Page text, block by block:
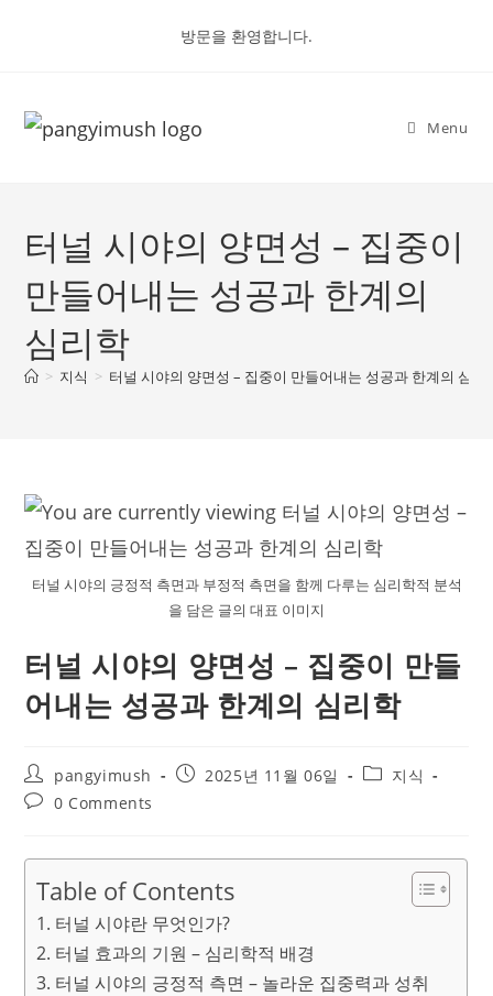
방문을 환영합니다.
Menu
터널 시야의 양면성 – 집중이
만들어내는 성공과 한계의
심리학
> 지식 > 터널 시야의 양면성 – 집중이 만들어내는 성공과 한계의 심리
터널 시야의 긍정적 측면과 부정적 측면을 함께 다루는 심리학적 분석
을 담은 글의 대표 이미지
터널 시야의 양면성 – 집중이 만들
어내는 성공과 한계의 심리학
Post
author:
pangyimush
Post2025년 11월 06일
Post지식
Post0 Comments
Table of Contents
터널 시야란 무엇인가?
터널 효과의 기원 – 심리학적 배경
터널 시야의 긍정적 측면 – 놀라운 집중력과 성취